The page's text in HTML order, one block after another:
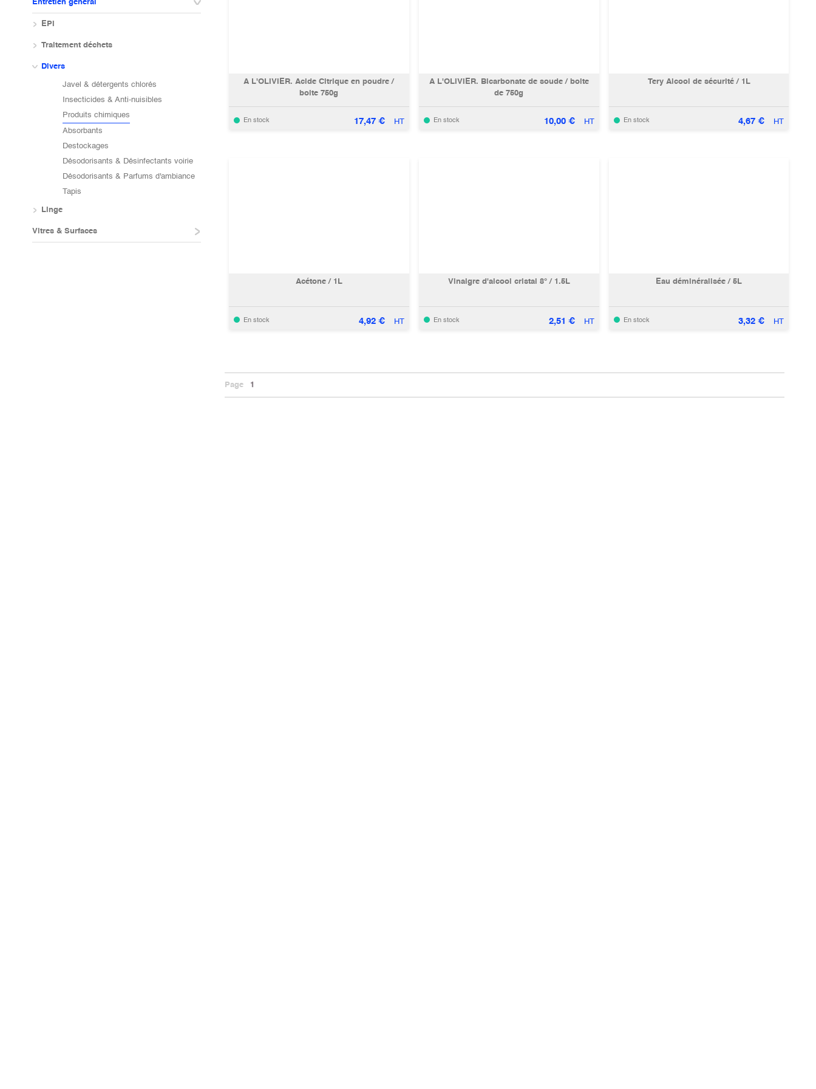
Entretien général
EPI
Traitement déchets
Divers
Javel & détergents chlorés
Insecticides & Anti-nuisibles
Produits chimiques
Absorbants
Destockages
Désodorisants & Désinfectants voirie
Désodorisants & Parfums d'ambiance
Tapis
Linge
Vitres & Surfaces
A L'OLIVIER. Acide Citrique en poudre /
boite 750g
En stock 17,47€ HT
A L'OLIVIER. Bicarbonate de soude / boite
de 750g
En stock 10,00€ HT
Tery Alcool de sécurité / 1L
En stock 4,67 € HT
Acétone / 1L
En stock 4,92€ HT
Vinaigre d'alcool cristal 8° / 1.5L
En stock 2,51 € HT
Eau déminéralisée / 5L
En stock 3,32 € HT
Page 1